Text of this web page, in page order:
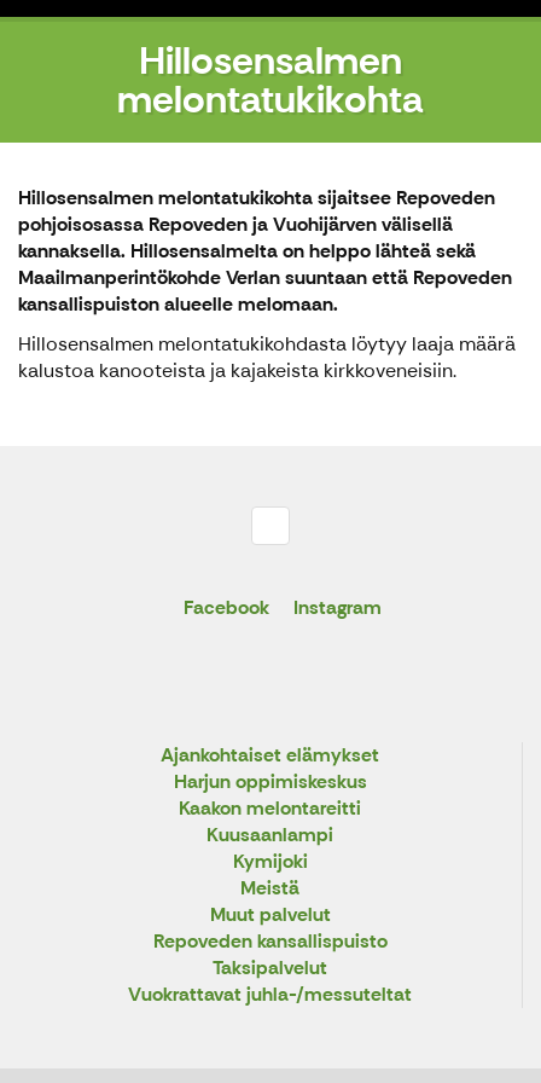
Hillosensalmen
melontatukikohta
Hillosensalmen melontatukikohta sijaitsee Repoveden
pohjoisosassa Repoveden ja Vuohijärven välisellä
kannaksella. Hillosensalmelta on helppo lähteä sekä
Maailmanperintökohde Verlan suuntaan että Repoveden
kansallispuiston alueelle melomaan.
Hillosensalmen melontatukikohdasta löytyy laaja määrä
kalustoa kanooteista ja kajakeista kirkkoveneisiin.
Facebook Instagram
Ajankohtaiset elämykset
Harjun oppimiskeskus
Kaakon melontareitti
Kuusaanlampi
Kymijoki
Meistä
Muut palvelut
Repoveden kansallispuisto
Taksipalvelut
Vuokrattavat juhla-/messuteltat